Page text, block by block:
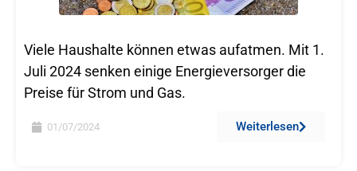
Viele Haushalte können etwas aufatmen. Mit 1.
Juli 2024 senken einige Energieversorger die
Preise für Strom und Gas.
01/07/2024 Weiterlesen